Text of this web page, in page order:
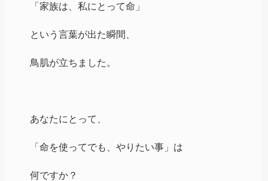
「家族は、私にとって命」
という言葉が出た瞬間、
鳥肌が立ちました。
あなたにとって、
「命を使ってでも、やりたい事」は
何ですか？